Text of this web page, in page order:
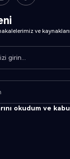
ve
okudum ve